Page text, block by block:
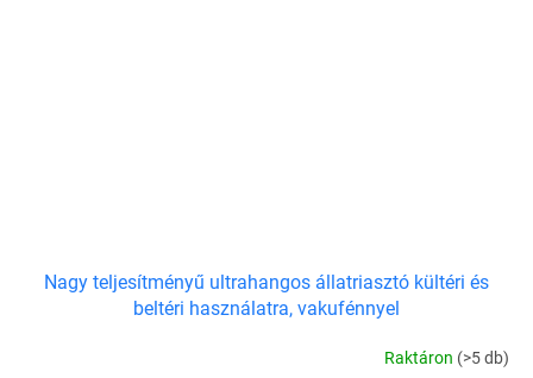
Nagy teljesítményű ultrahangos állatriasztó kültéri és
beltéri használatra, vakufénnyel
Raktáron (>5 db)